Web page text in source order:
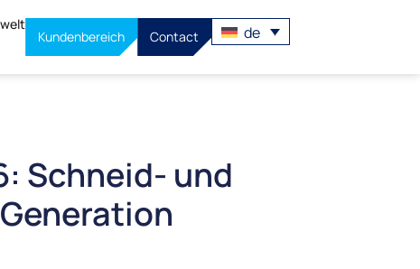
Kundenbereich Contact de
Schneid- und